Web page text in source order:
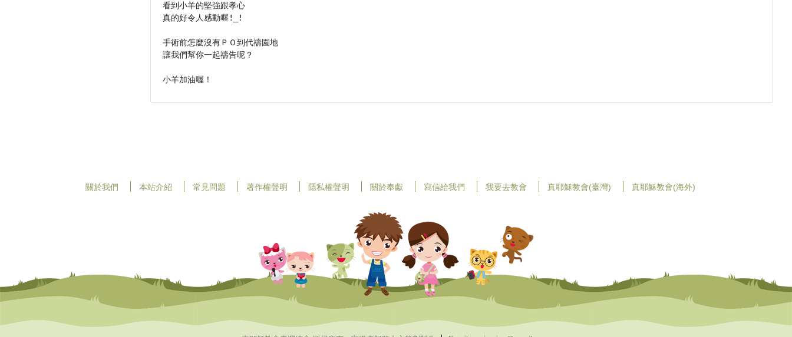
看到小羊的堅強跟孝心
真的好令人感動喔!_!
手術前怎麼沒有ＰＯ到代禱園地
讓我們幫你一起禱告呢？
關於我們 本站介紹 常見問題 著作權聲明 隱私權聲明 關於奉獻 寫信給我們 我要去教會 真耶穌教會(臺灣) 真耶穌教會(海外)